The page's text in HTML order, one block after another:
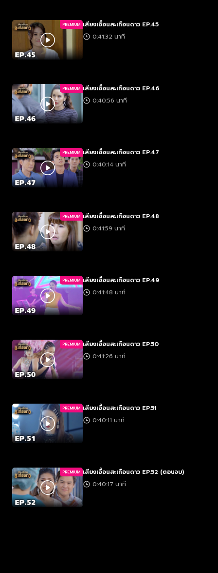
PREMIUM เสียงเอื้อนสะเทือนดาว EP.45
0:41:32 นาที
PREMIUM เสียงเอื้อนสะเทือนดาว EP.46
0:40:56 นาที
PREMIUM เสียงเอื้อนสะเทือนดาว EP.47
0:40:14 นาที
PREMIUM เสียงเอื้อนสะเทือนดาว EP.48
0:41:59 นาที
PREMIUM เสียงเอื้อนสะเทือนดาว EP.49
0:41:48 นาที
PREMIUM เสียงเอื้อนสะเทือนดาว EP.50
0:41:26 นาที
PREMIUM เสียงเอื้อนสะเทือนดาว EP.51
0:40:11 นาที
PREMIUM เสียงเอื้อนสะเทือนดาว EP.52 (ตอนจบ)
0:40:17 นาที